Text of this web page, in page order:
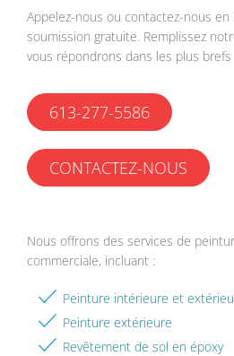
Appelez-nous ou contactez-nous
soumission gratuite. Remplissez
vous répondrons dans les plus brefs
613-277-5586
CONTACTEZ-NOUS
Nous offrons des services de
commerciale, incluant :
Peinture intérieure et
Peinture extérieure
Revêtement de sol en époxy